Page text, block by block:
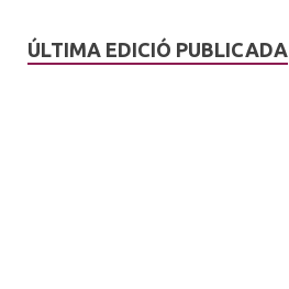
ÚLTIMA EDICIÓ PUBLICADA